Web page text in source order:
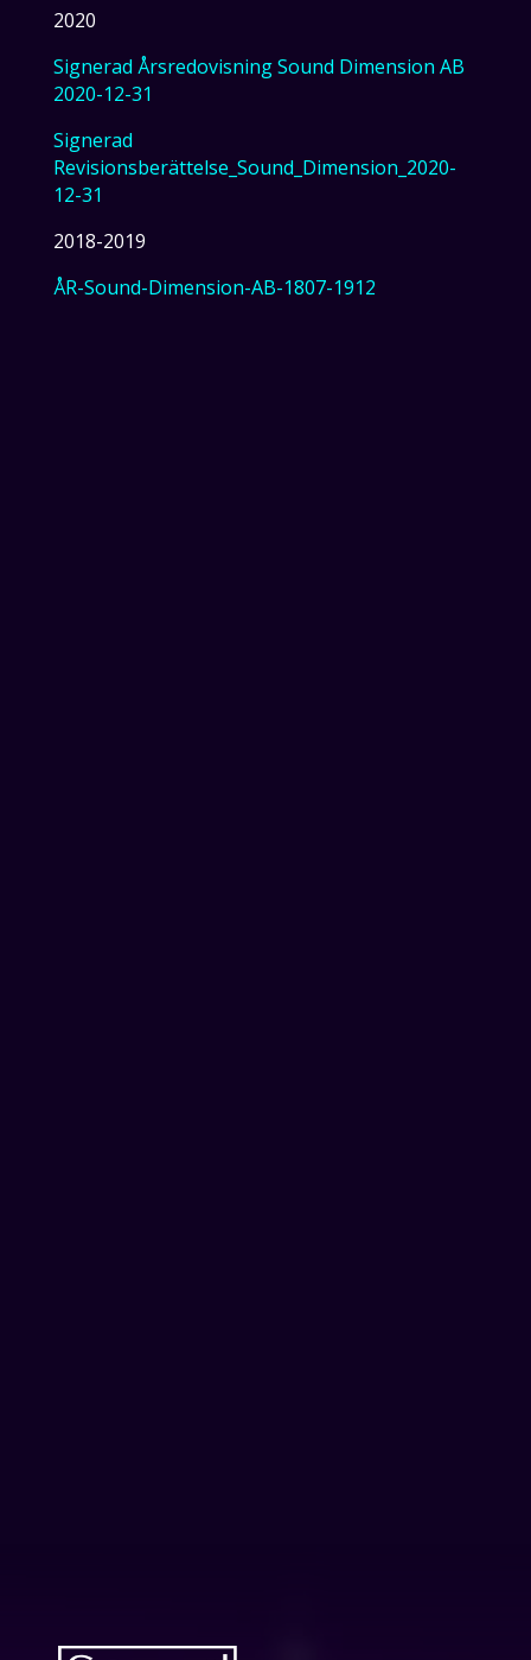
2020
Signerad Årsredovisning Sound Dimension AB
2020-12-31
Signerad
Revisionsberättelse_Sound_Dimension_2020-
12-31
2018-2019
ÅR-Sound-Dimension-AB-1807-1912